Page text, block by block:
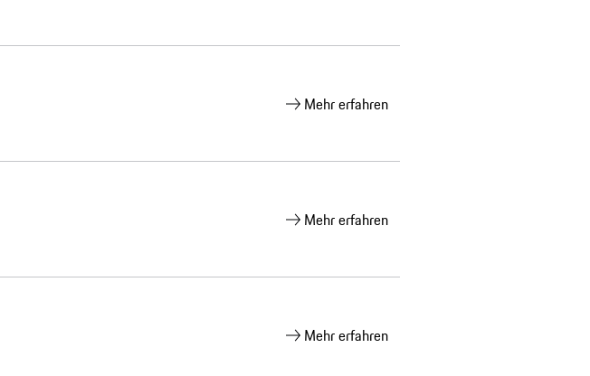
Mehr erfahren
Mehr erfahren
Mehr erfahren